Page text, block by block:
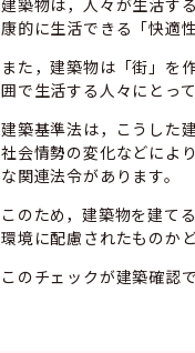
建築物は，人々が生活す
康的に生活できる「快適
また，建築物は「街」を
囲で生活する人々にとっ
建築基準法は，こうした
社会情勢の変化などによ
な関連法令があります。
このため，建築物を建て
環境に配慮されたものか
このチェックが建築確認で